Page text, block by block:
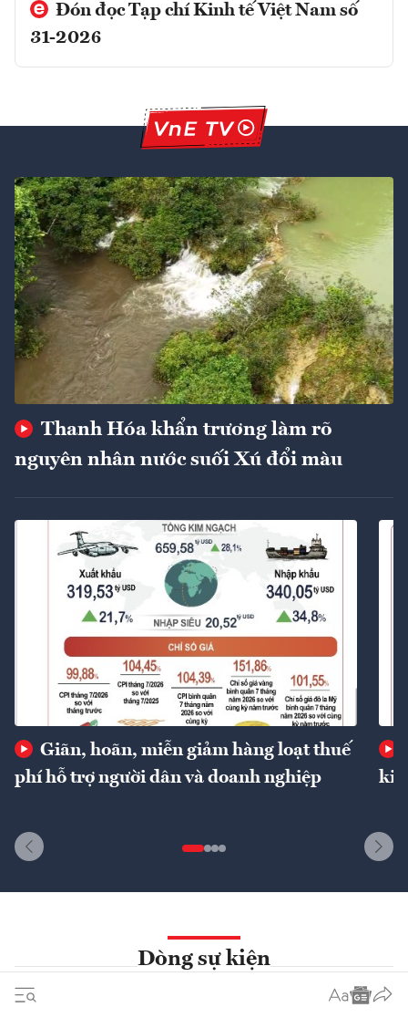
Đón đọc Tạp chí Kinh tế Việt Nam số
31-2026
Thanh Hóa khẩn trương làm rõ
nguyên nhân nước suối Xú đổi màu
Giãn, hoãn, miễn giảm hàng loạt thuế
phí hỗ trợ người dân và doanh nghiệp
Dòng sự kiện